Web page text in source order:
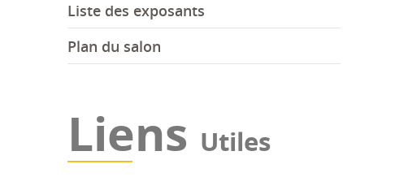
Liste des exposants
Plan du salon
Liens Utiles